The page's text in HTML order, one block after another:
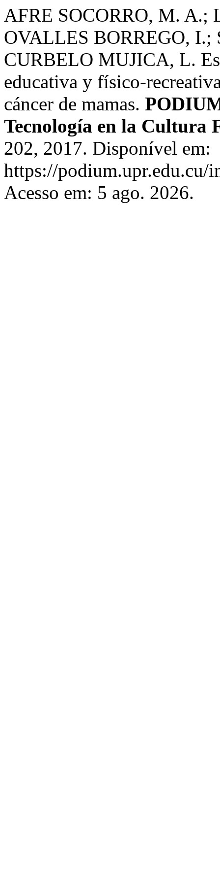
AFRE SOCORRO, M.
OVALLES BORREGO,
CURBELO MUJICA, L.
educativa y físico-
cáncer de mamas.
Tecnología en la Cultura
202, 2017. Disponível em:
https://
Acesso em: 5 ago. 2026.